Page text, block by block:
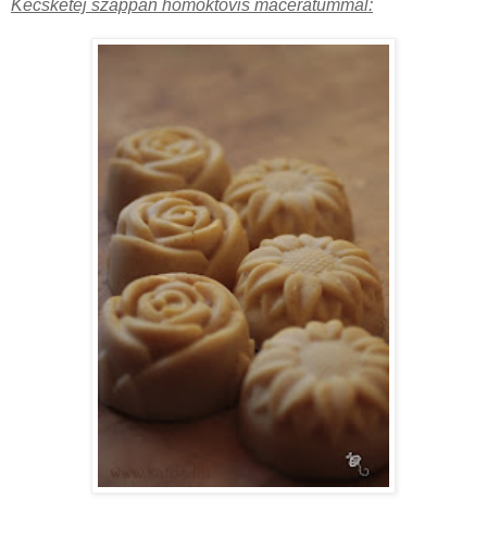
Kecsketej szappan homoktövis macerátummal: